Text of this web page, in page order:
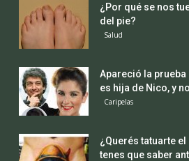
¿Por qué se nos
del pie?
Salud
Apareció la prueba
es hija de Nico, y
Caripelas
¿Querés tatuarte
tenes que saber